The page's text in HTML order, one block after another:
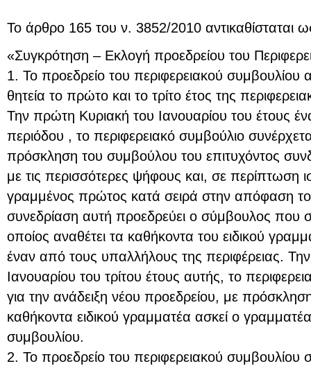
Το άρθρο 165 του ν. 3852/2010 αντικαθίσταται
«Συγκρότηση – Εκλογή προεδρείου του
1. Το προεδρείο του περιφερειακού συμβουλίου
θητεία το πρώτο και το τρίτο έτος της
Την πρώτη Κυριακή του Ιανουαρίου του έτους
περιόδου , το περιφερειακό συμβούλιο
πρόσκληση του συμβούλου του επιτυχόντος
με τις περισσότερες ψήφους και, σε περίπτωση
γραμμένος πρώτος κατά σειρά στην απόφαση
συνεδρίαση αυτή προεδρεύει ο σύμβουλος που
οποίος αναθέτει τα καθήκοντα του ειδικού
έναν από τους υπαλλήλους της περιφέρειας.
Ιανουαρίου του τρίτου έτους αυτής, το
για την ανάδειξη νέου προεδρείου, με
καθήκοντα ειδικού γραμματέα ασκεί ο
συμβουλίου.
2. Το προεδρείο του περιφερειακού συμβουλίου